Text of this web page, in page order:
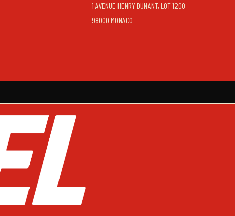
1 AVENUE HENRY DUNANT, LOT 1200
98000 MONACO